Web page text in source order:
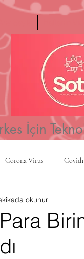
İçin
Corona Virus
Kripto Para
okunur